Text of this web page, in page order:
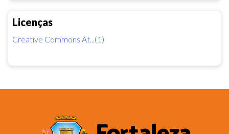
Licenças
Creative Commons At...(1)